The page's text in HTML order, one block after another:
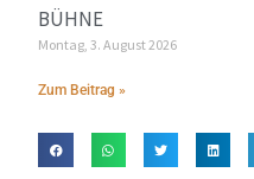
BÜHNE
Montag, 3. August 2026
Zum Beitrag »